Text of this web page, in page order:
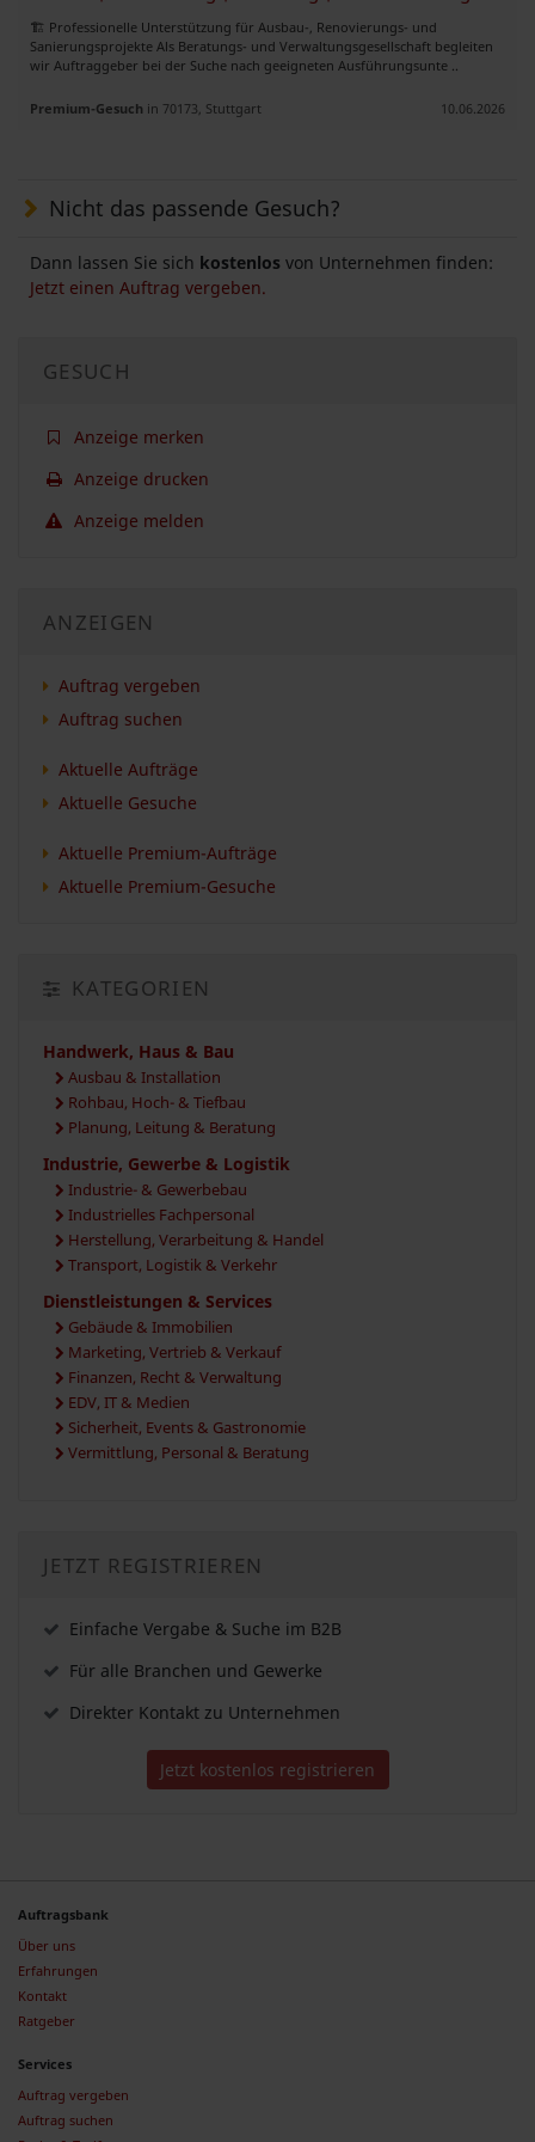
🏗️ Professionelle Unterstützung für Ausbau-, Renovierungs- und
Sanierungsprojekte Als Beratungs- und Verwaltungsgesellschaft begleiten
wir Auftraggeber bei der Suche nach geeigneten Ausführungsunte ..
Premium-Gesuch in 70173, Stuttgart 10.06.2026
Nicht das passende Gesuch?
Dann lassen Sie sich kostenlos von Unternehmen finden:
Jetzt einen Auftrag vergeben.
GESUCH
Anzeige merken
Anzeige drucken
Anzeige melden
ANZEIGEN
Auftrag vergeben
Auftrag suchen
Aktuelle Aufträge
Aktuelle Gesuche
Aktuelle Premium-Aufträge
Aktuelle Premium-Gesuche
KATEGORIEN
Handwerk, Haus & Bau
Ausbau & Installation
Rohbau, Hoch- & Tiefbau
Planung, Leitung & Beratung
Industrie, Gewerbe & Logistik
Industrie- & Gewerbebau
Industrielles Fachpersonal
Herstellung, Verarbeitung & Handel
Transport, Logistik & Verkehr
Dienstleistungen & Services
Gebäude & Immobilien
Marketing, Vertrieb & Verkauf
Finanzen, Recht & Verwaltung
EDV, IT & Medien
Sicherheit, Events & Gastronomie
Vermittlung, Personal & Beratung
JETZT REGISTRIEREN
Einfache Vergabe & Suche im B2B
Für alle Branchen und Gewerke
Direkter Kontakt zu Unternehmen
Jetzt kostenlos registrieren
Auftragsbank
Über uns
Erfahrungen
Kontakt
Ratgeber
Services
Auftrag vergeben
Auftrag suchen